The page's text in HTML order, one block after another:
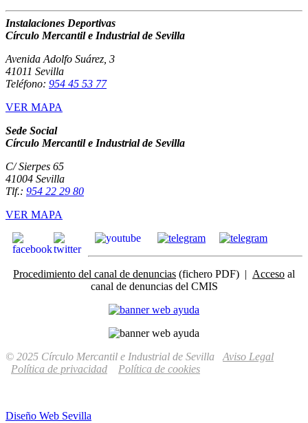
Instalaciones Deportivas
Círculo Mercantil e Industrial de Sevilla
Avenida Adolfo Suárez, 3
41011 Sevilla
Teléfono: 954 45 53 77
VER MAPA
Sede Social
Círculo Mercantil e Industrial de Sevilla
C/ Sierpes 65
41004 Sevilla
Tlf.: 954 22 29 80
VER MAPA
Procedimiento del canal de denuncias (fichero PDF) | Acceso al
canal de denuncias del CMIS
© 2025 Círculo Mercantil e Industrial de Sevilla Aviso Legal
Política de privacidad
Política de cookies
Diseño Web Sevilla